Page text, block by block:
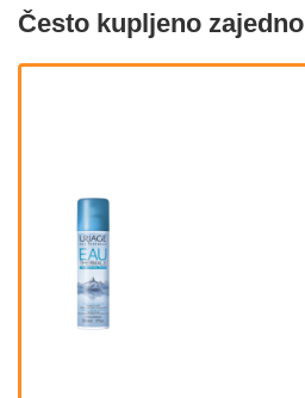
Često kupljeno zajedno